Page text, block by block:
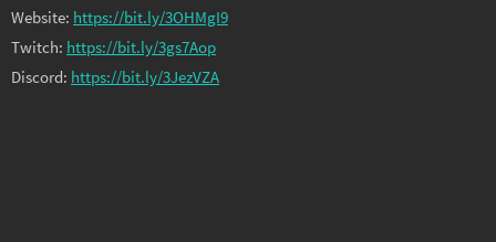
Website: https://bit.ly/3OHMgI9
Twitch: https://bit.ly/3gs7Aop
Discord: https://bit.ly/3JezVZA